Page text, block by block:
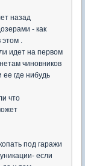
назад
- как
этом .
идет на первом
чиновников
где нибудь
что
под гаражи
если